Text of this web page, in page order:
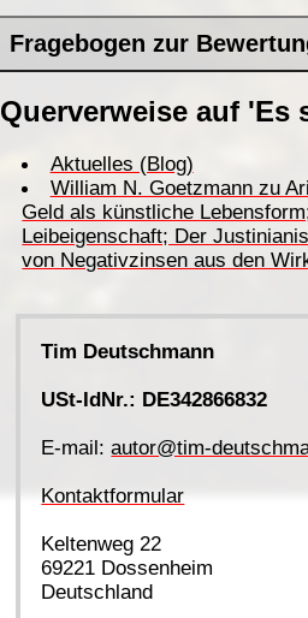
Fragebogen zur
Querverweise auf 'Es
Aktuelles (Blog)
William N. Goetzmann zu
Geld als künstliche
Leibeigenschaft; Der
von Negativzinsen aus den
Tim Deutschmann
USt-IdNr.: DE342866832
E-mail:autor@tim-
Kontaktformular
Keltenweg 22
69221 Dossenheim
Deutschland